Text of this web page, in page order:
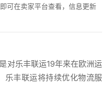
可在卖家平台查看，信息更新
对乐丰联运19年来在欧洲运
乐丰联运将持续优化物流服